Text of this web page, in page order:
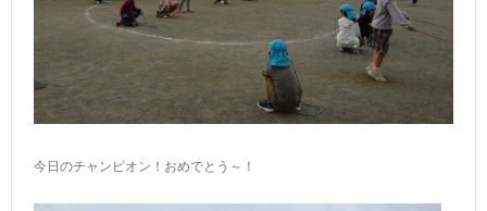
今日のチャンピオン！おめでとう～！